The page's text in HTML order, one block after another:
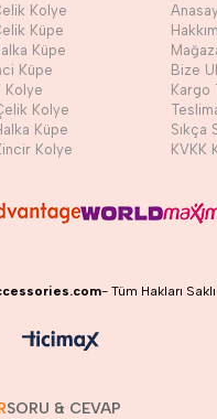
Kolye
Küpe
Küpe
Küpe
Kolye
Kolye
Küpe
Kolye
Bize
Kargo
Sıkça
KVKK
- Tüm Hakları
SORU & CEVAP